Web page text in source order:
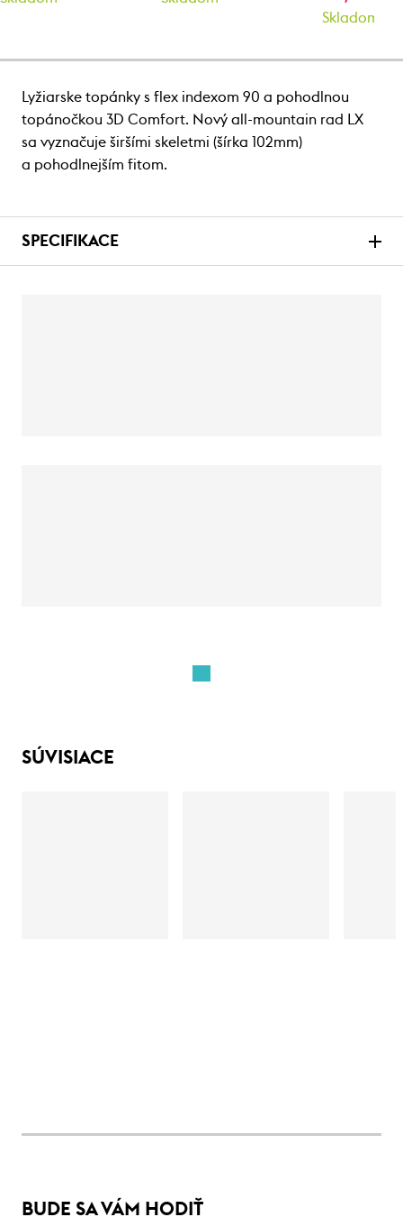
Skladom
Lyžiarske topánky s flex indexom 90 a pohodlnou
topánočkou 3D Comfort. Nový all-mountain rad LX
sa vyznačuje širšími skeletmi (šírka 102mm)
a pohodlnejším fitom.
SPECIFIKACE
SÚVISIACE
BUDE SA VÁM HODIŤ